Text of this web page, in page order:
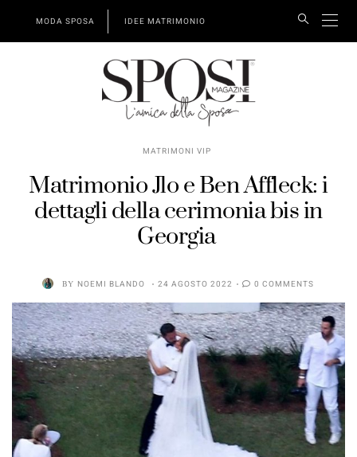
MODA SPOSA IDEE MATRIMONIO
MATRIMONI VIP
Matrimonio Jlo e Ben Affleck: i
dettagli della cerimonia bis in
Georgia
BY NOEMI BLANDO 24 AGOSTO 2022 0 COMMENTS